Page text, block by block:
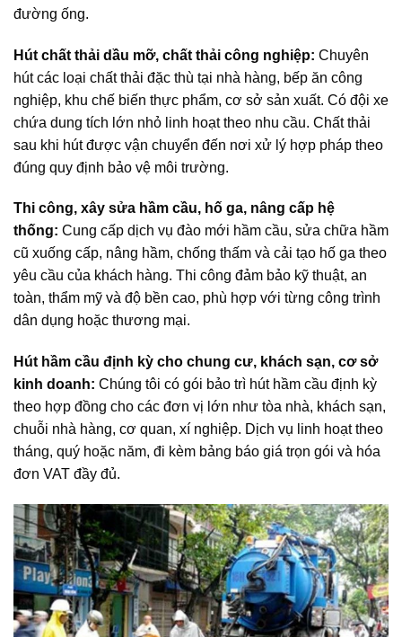
đường ống.
Hút chất thải dầu mỡ, chất thải công nghiệp: Chuyên
hút các loại chất thải đặc thù tại nhà hàng, bếp ăn công
nghiệp, khu chế biến thực phẩm, cơ sở sản xuất. Có đội xe
chứa dung tích lớn nhỏ linh hoạt theo nhu cầu. Chất thải
sau khi hút được vận chuyển đến nơi xử lý hợp pháp theo
đúng quy định bảo vệ môi trường.
Thi công, xây sửa hầm cầu, hố ga, nâng cấp hệ
thống: Cung cấp dịch vụ đào mới hầm cầu, sửa chữa hầm
cũ xuống cấp, nâng hầm, chống thấm và cải tạo hố ga theo
yêu cầu của khách hàng. Thi công đảm bảo kỹ thuật, an
toàn, thẩm mỹ và độ bền cao, phù hợp với từng công trình
dân dụng hoặc thương mại.
Hút hầm cầu định kỳ cho chung cư, khách sạn, cơ sở
kinh doanh: Chúng tôi có gói bảo trì hút hầm cầu định kỳ
theo hợp đồng cho các đơn vị lớn như tòa nhà, khách sạn,
chuỗi nhà hàng, cơ quan, xí nghiệp. Dịch vụ linh hoạt theo
tháng, quý hoặc năm, đi kèm bảng báo giá trọn gói và hóa
đơn VAT đầy đủ.